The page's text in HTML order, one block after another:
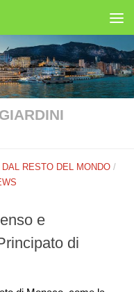
DAL RESTO DEL MONDO /
e
di